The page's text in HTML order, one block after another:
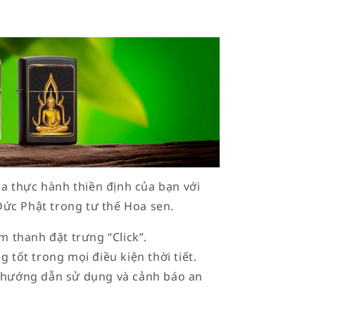
thực hành thiền định của bạn với
Phật trong tư thế Hoa sen.
thanh đặt trưng “Click”.
tốt trong mọi điều kiện thời tiết.
dẫn sử dụng và cảnh báo an